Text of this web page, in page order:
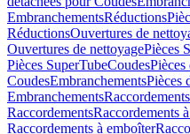
EmbranchementsRéductions
RéductionsOuvertures de
Ouvertures de nettoyagePièces
Pièces SuperTubeCoudesPièces
CoudesEmbranchementsPièces
EmbranchementsRaccordements
RaccordementsRaccordements
Raccordements à emboîter